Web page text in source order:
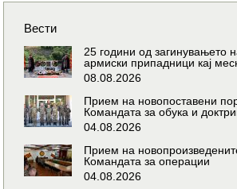
Вести
25 години од загинувањето
армиски припадници кај
08.08.2026
Прием на новопоставени
Командата за обука и
04.08.2026
Прием на
Командата за операции
04.08.2026